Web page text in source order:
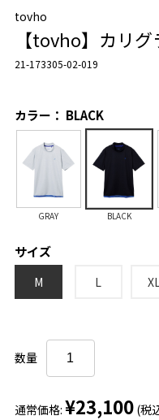
tovho
【tovho】カリ
21-173305-02-019
カラー： BLACK
GRAY BLACK
サイズ
M L XL
数量
通常価格: ¥23,100 (税